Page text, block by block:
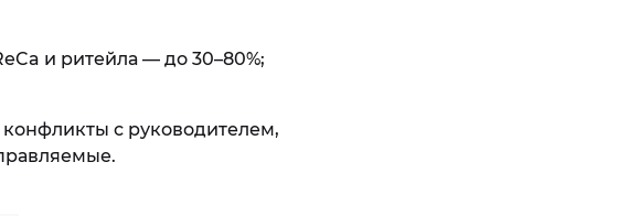
и ритейла — до 30–80%;
с руководителем,